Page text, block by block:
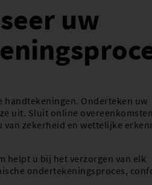
uw
Onderteken uw
uit. Sluit online
van zekerheid en wettelijke
helpt u bij het verzorgen van elk
ondertekeningsproces,